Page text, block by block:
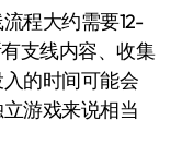
程大约需要12-
支线内容、收集
的时间可能会
游戏来说相当